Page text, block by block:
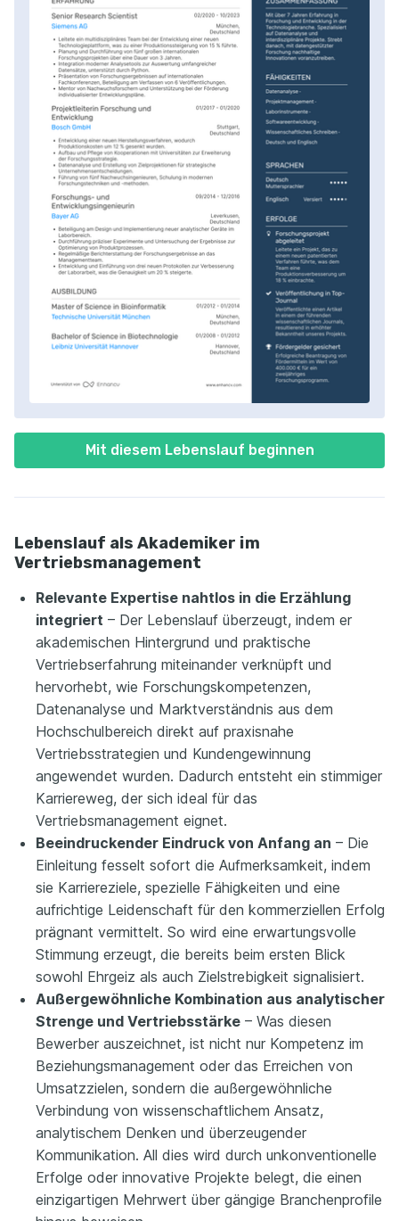
Mit diesem Lebenslauf beginnen
Lebenslauf als Akademiker im
Vertriebsmanagement
Relevante Expertise nahtlos in die Erzählung
integriert – Der Lebenslauf überzeugt, indem er
akademischen Hintergrund und praktische
Vertriebserfahrung miteinander verknüpft und
hervorhebt, wie Forschungskompetenzen,
Datenanalyse und Marktverständnis aus dem
Hochschulbereich direkt auf praxisnahe
Vertriebsstrategien und Kundengewinnung
angewendet wurden. Dadurch entsteht ein stimmiger
Karriereweg, der sich ideal für das
Vertriebsmanagement eignet.
Beeindruckender Eindruck von Anfang an – Die
Einleitung fesselt sofort die Aufmerksamkeit, indem
sie Karriereziele, spezielle Fähigkeiten und eine
aufrichtige Leidenschaft für den kommerziellen Erfolg
prägnant vermittelt. So wird eine erwartungsvolle
Stimmung erzeugt, die bereits beim ersten Blick
sowohl Ehrgeiz als auch Zielstrebigkeit signalisiert.
Außergewöhnliche Kombination aus analytischer
Strenge und Vertriebsstärke – Was diesen
Bewerber auszeichnet, ist nicht nur Kompetenz im
Beziehungsmanagement oder das Erreichen von
Umsatzzielen, sondern die außergewöhnliche
Verbindung von wissenschaftlichem Ansatz,
analytischem Denken und überzeugender
Kommunikation. All dies wird durch unkonventionelle
Erfolge oder innovative Projekte belegt, die einen
einzigartigen Mehrwert über gängige Branchenprofile